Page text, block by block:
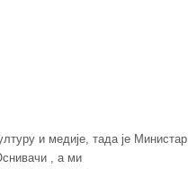
и медије, тада је Министар
, а ми